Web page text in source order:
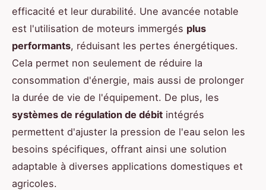
efficacité et leur durabilité. Une avancée notable
est l'utilisation de moteurs immergés plus
performants, réduisant les pertes énergétiques.
Cela permet non seulement de réduire la
consommation d'énergie, mais aussi de prolonger
la durée de vie de l'équipement. De plus, les
systèmes de régulation de débit intégrés
permettent d'ajuster la pression de l'eau selon les
besoins spécifiques, offrant ainsi une solution
adaptable à diverses applications domestiques et
agricoles.